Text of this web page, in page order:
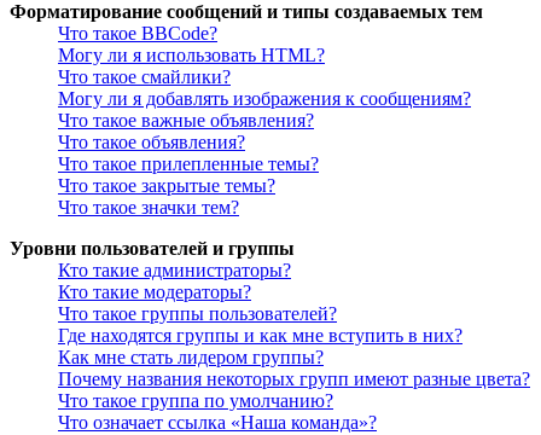
Форматирование сообщений и типы создаваемых тем
Что такое BBCode?
Могу ли я использовать HTML?
Что такое смайлики?
Могу ли я добавлять изображения к сообщениям?
Что такое важные объявления?
Что такое объявления?
Что такое прилепленные темы?
Что такое закрытые темы?
Что такое значки тем?
Уровни пользователей и группы
Кто такие администраторы?
Кто такие модераторы?
Что такое группы пользователей?
Где находятся группы и как мне вступить в них?
Как мне стать лидером группы?
Почему названия некоторых групп имеют разные цвета?
Что такое группа по умолчанию?
Что означает ссылка «Наша команда»?